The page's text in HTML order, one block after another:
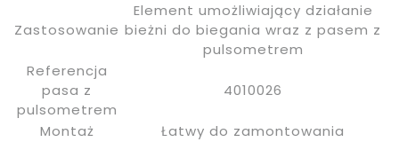
Zastosowanie
Element umożliwiający działanie
bieżni do biegania wraz z pasem z
pulsometrem
Referencja
pasa z
pulsometrem
4010026
Montaż
Łatwy do zamontowania